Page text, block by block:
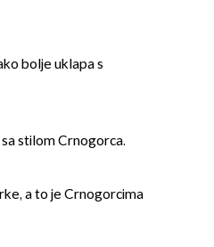
bolje uklapa s
stilom Crnogorca.
a to je Crnogorcima